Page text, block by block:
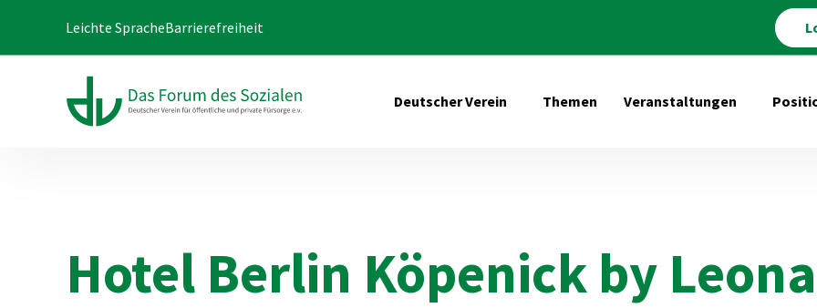
Leichte SpracheBarrierefreiheit
Deutscher Verein Themen Veranstaltungen
Hotel Berlin Köpenick by